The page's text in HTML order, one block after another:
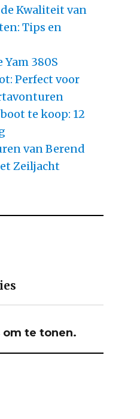
Kwaliteit van
Tips en
380S
Perfect voor
te koop: 12
van Berend
Zeiljacht
om te tonen.